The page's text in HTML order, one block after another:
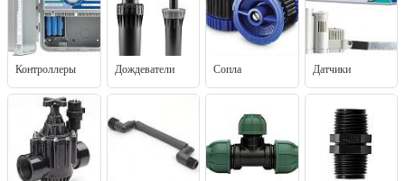
Контроллеры Дождеватели Сопла Датчики